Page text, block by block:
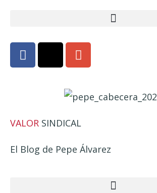
VALOR SINDICAL
El Blog de Pepe Álvarez